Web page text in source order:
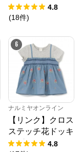
ンフラワーキャッ
トワンピース
4.8
(18件)
6
ナルミヤオンライン
【リンク】クロス
ステッチ花ドッキ
ングTシャツ
4.8